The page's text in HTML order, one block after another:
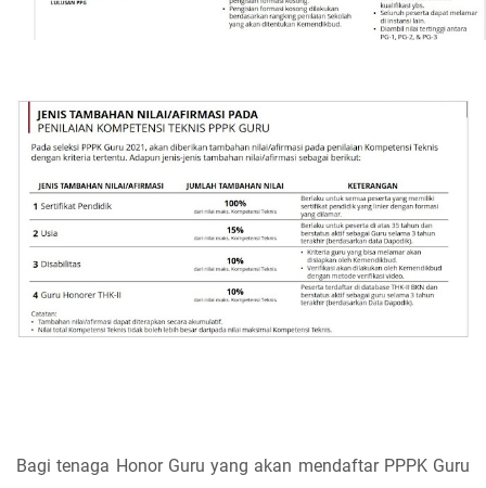
Bagi tenaga Honor Guru yang akan mendaftar PPPK Guru